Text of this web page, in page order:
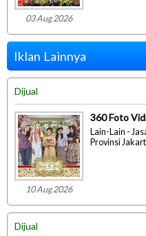
03 Aug 2026
Iklan Lainnya
Dijual
10 Aug 2026
360 Foto
Lain-Lain -
Provinsi
Dijual